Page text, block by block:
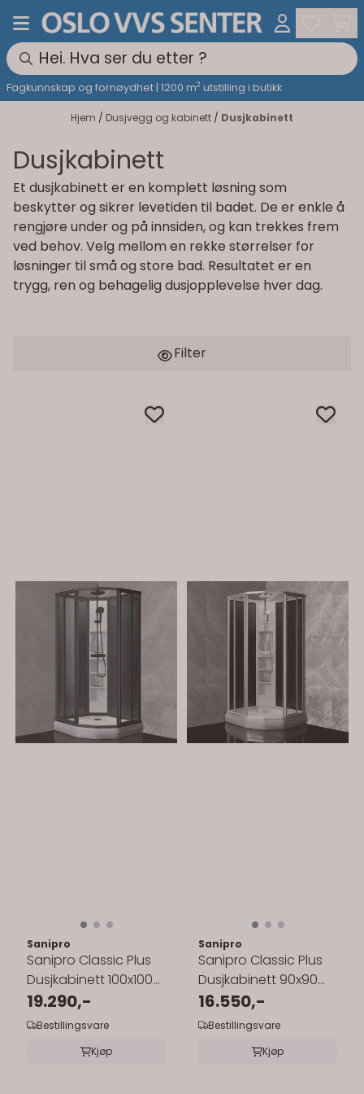
Hopp til innhold
Fagkunnskap og fornøydhet | 1200 m2 utstilling i butikk
Hjem / Dusjvegg og kabinett / Dusjkabinett
Dusjkabinett
Et dusjkabinett er en komplett løsning som
beskytter og sikrer levetiden til badet. De er enkle å
rengjøre under og på innsiden, og kan trekkes frem
ved behov. Velg mellom en rekke størrelser for
løsninger til små og store bad. Resultatet er en
trygg, ren og behagelig dusjopplevelse hver dag.
Filter
Sanipro
Sanipro Classic Plus
Dusjkabinett 100x100
cm
19.290,-
Bestillingsvare
Kjøp
Sanipro
Sanipro Classic Plus
Dusjkabinett 90x90
cm
16.550,-
Bestillingsvare
Kjøp